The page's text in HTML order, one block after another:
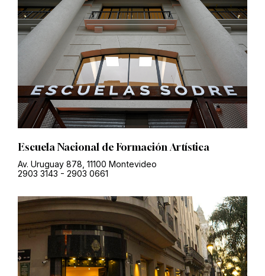
Escuela Nacional de Formación Artística
Av. Uruguay 878, 11100 Montevideo
2903 3143 - 2903 0661